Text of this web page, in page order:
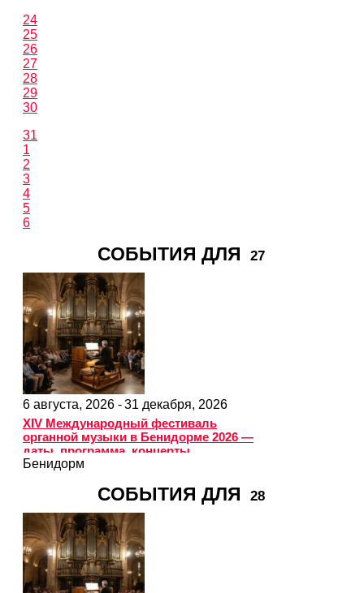
24
25
26
27
28
29
30
31
1
2
3
4
5
6
СОБЫТИЯ ДЛЯ 27
6 августа, 2026 -31 декабря, 2026
XIV Международный фестиваль
органной музыки в Бенидорме 2026 —
даты, программа, концерты
Бенидорм
СОБЫТИЯ ДЛЯ 28